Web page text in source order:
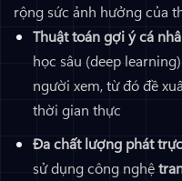
rộng sức ảnh hưởng của
Thuật toán gợi ý cá
học sâu (deep
người xem, từ đó đề
thời gian thực
Đa chất lượng phát
sử dụng công nghệ